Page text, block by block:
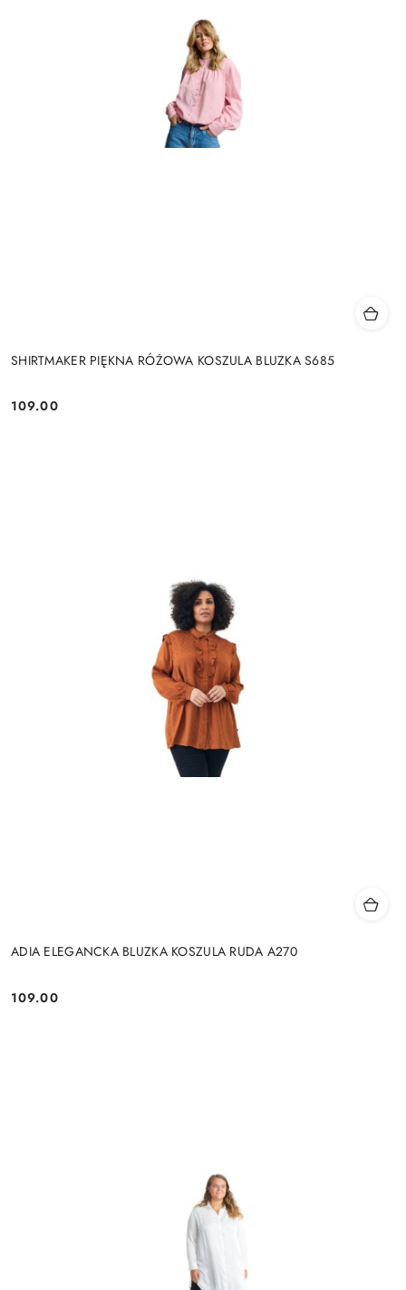
SHIRTMAKER PIĘKNA RÓŻOWA KOSZULA BLUZKA S685
Cena:
109.00
ADIA ELEGANCKA BLUZKA KOSZULA RUDA A270
Cena:
109.00